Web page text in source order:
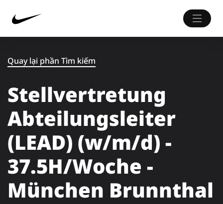
Quay lại phần Tìm kiếm
Stellvertretung
Abteilungsleiter
(LEAD) (w/m/d) -
37.5H/Woche -
München Brunnthal